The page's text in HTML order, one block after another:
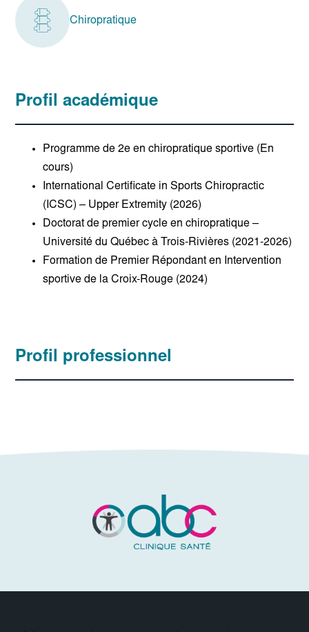
Chiropratique
Profil académique
Programme de 2e en chiropratique sportive (En
cours)
International Certificate in Sports Chiropractic
(ICSC) – Upper Extremity (2026)
Doctorat de premier cycle en chiropratique –
Université du Québec à Trois-Rivières (2021-2026)
Formation de Premier Répondant en Intervention
sportive de la Croix-Rouge (2024)
Profil professionnel